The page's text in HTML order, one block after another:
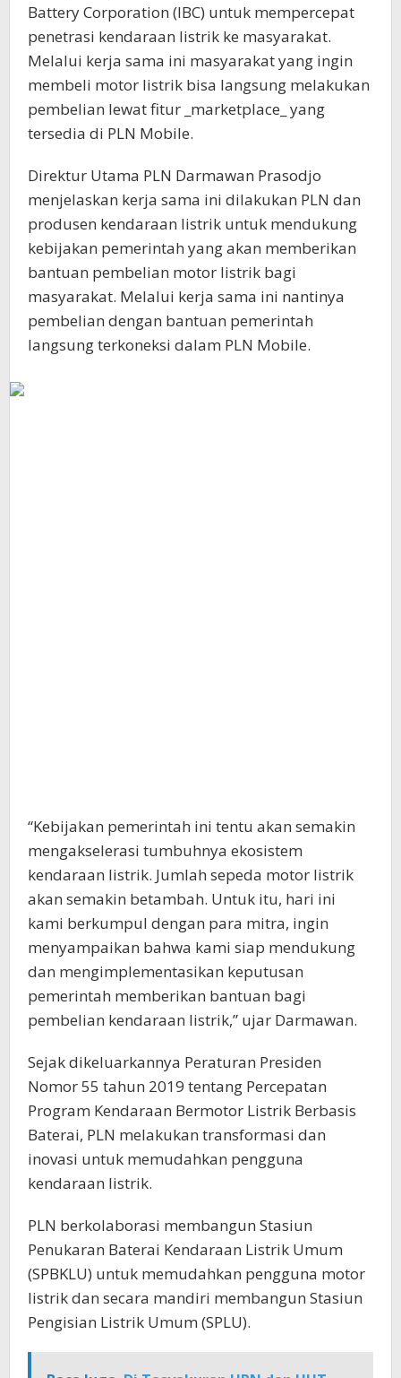
Battery Corporation (IBC) untuk mempercepat
penetrasi kendaraan listrik ke masyarakat.
Melalui kerja sama ini masyarakat yang ingin
membeli motor listrik bisa langsung melakukan
pembelian lewat fitur _marketplace_ yang
tersedia di PLN Mobile.
Direktur Utama PLN Darmawan Prasodjo
menjelaskan kerja sama ini dilakukan PLN dan
produsen kendaraan listrik untuk mendukung
kebijakan pemerintah yang akan memberikan
bantuan pembelian motor listrik bagi
masyarakat. Melalui kerja sama ini nantinya
pembelian dengan bantuan pemerintah
langsung terkoneksi dalam PLN Mobile.
“Kebijakan pemerintah ini tentu akan semakin
mengakselerasi tumbuhnya ekosistem
kendaraan listrik. Jumlah sepeda motor listrik
akan semakin betambah. Untuk itu, hari ini
kami berkumpul dengan para mitra, ingin
menyampaikan bahwa kami siap mendukung
dan mengimplementasikan keputusan
pemerintah memberikan bantuan bagi
pembelian kendaraan listrik,” ujar Darmawan.
Sejak dikeluarkannya Peraturan Presiden
Nomor 55 tahun 2019 tentang Percepatan
Program Kendaraan Bermotor Listrik Berbasis
Baterai, PLN melakukan transformasi dan
inovasi untuk memudahkan pengguna
kendaraan listrik.
PLN berkolaborasi membangun Stasiun
Penukaran Baterai Kendaraan Listrik Umum
(SPBKLU) untuk memudahkan pengguna motor
listrik dan secara mandiri membangun Stasiun
Pengisian Listrik Umum (SPLU).